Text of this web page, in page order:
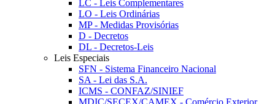
LC - Leis Complementares
LO - Leis Ordinárias
MP - Medidas Provisórias
D - Decretos
DL - Decretos-Leis
Leis Especiais
SFN - Sistema Financeiro Nacional
SA - Lei das S.A.
ICMS - CONFAZ/SINIEF
MDIC/SECEX/CAMEX - Comércio Exterior